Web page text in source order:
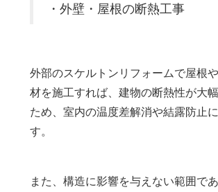
・外壁・屋根の断熱工事
外部のスケルトンリフォームで屋根
材を施工すれば、建物の断熱性が大
ため、室内の温度差解消や結露防止
す。
また、構造に影響を与えない範囲で